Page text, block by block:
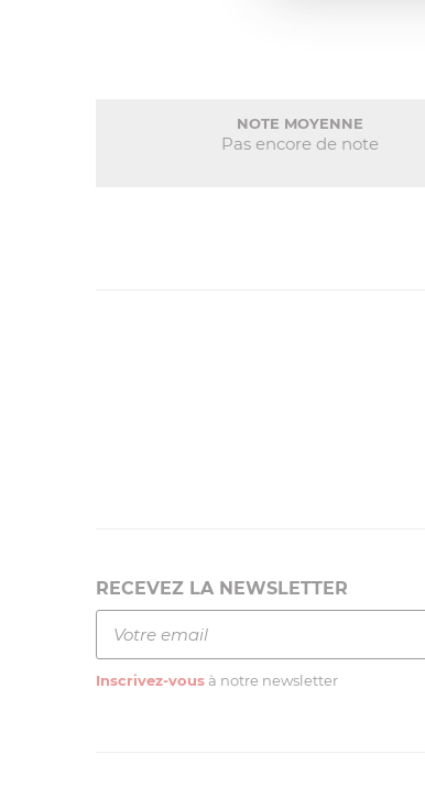
NOTE MOYENNE
Pas encore de note
RECEVEZ LA NEWSLETTER
Inscrivez-vous à notre newsletter